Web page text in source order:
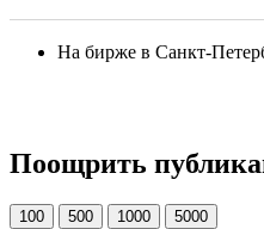
На бирже в Санкт-
Поощрить
100 500 1000 5000